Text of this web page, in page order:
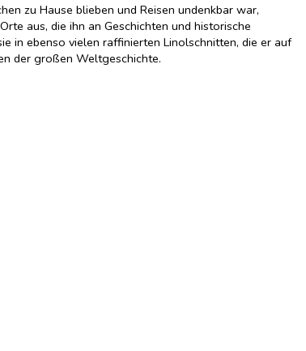
zu Hause blieben und Reisen undenkbar war,
aus, die ihn an Geschichten und historische
in ebenso vielen raffinierten Linolschnitten, die er auf
der großen Weltgeschichte.